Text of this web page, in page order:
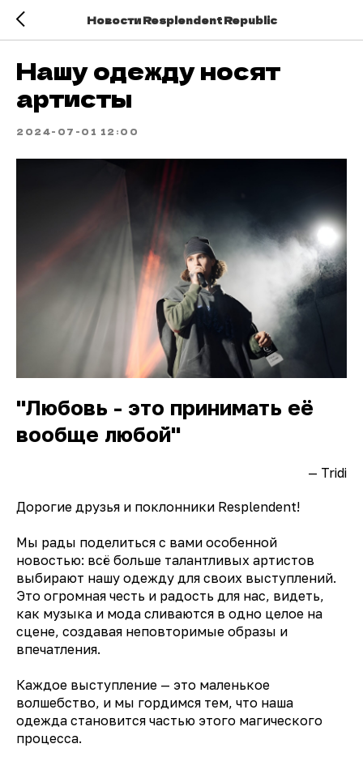
Новости Resplendent Republic
Нашу одежду носят
артисты
2024-07-01 12:00
"Любовь - это принимать её
вообще любой"
— Tridi
Дорогие друзья и поклонники Resplendent!
Мы рады поделиться с вами особенной
новостью: всё больше талантливых артистов
выбирают нашу одежду для своих выступлений.
Это огромная честь и радость для нас, видеть,
как музыка и мода сливаются в одно целое на
сцене, создавая неповторимые образы и
впечатления.
Каждое выступление — это маленькое
волшебство, и мы гордимся тем, что наша
одежда становится частью этого магического
процесса.